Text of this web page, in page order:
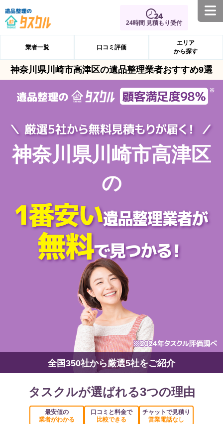
24時間 見積もり受付
業者一覧 口コミ評価
エリア
から探す
神奈川県川崎市高津区の遺品整理業者おすすめ9選
神奈川県川崎市高津区
の
全国350社から厳選5社をご紹介
タスクルが選ばれる3つの理由
最安値の
業者がわかる
口コミと料金で
比較できる
チャットで見積り
営業電話なし